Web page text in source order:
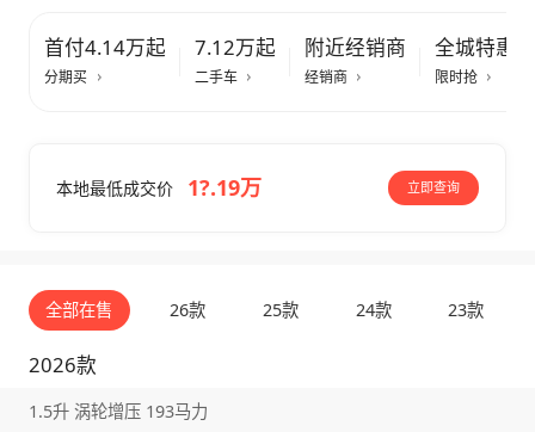
首付4.14万起
分期买
7.12万起
二手车
附近经销商
经销商
全城特惠
限时抢
本地最低成交价 1?.19万 立即查询
全部在售 26款 25款 24款 23款
2026款
1.5升 涡轮增压 193马力